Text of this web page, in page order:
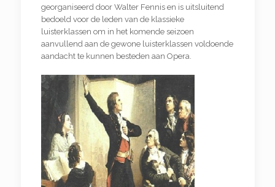
georganiseerd door Walter Fennis en is uitsluitend
bedoeld voor de leden van de klassieke
luisterklassen om in het komende seizoen
aanvullend aan de gewone luisterklassen voldoende
aandacht te kunnen besteden aan Opera.